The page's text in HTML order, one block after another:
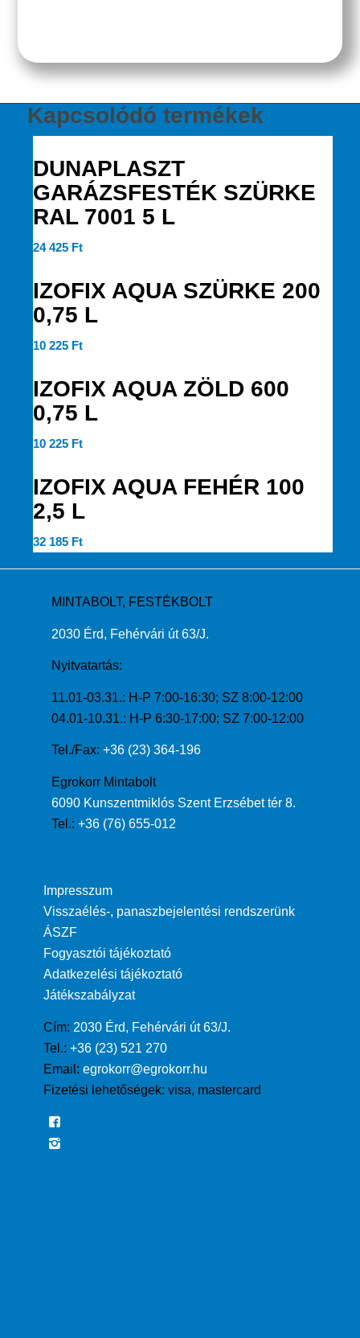
Kapcsolódó termékek
DUNAPLASZT
GARÁZSFESTÉK SZÜRKE
RAL 7001 5 L
24 425 Ft
IZOFIX AQUA SZÜRKE 200
0,75 L
10 225 Ft
IZOFIX AQUA ZÖLD 600
0,75 L
10 225 Ft
IZOFIX AQUA FEHÉR 100
2,5 L
32 185 Ft
MINTABOLT, FESTÉKBOLT
2030 Érd, Fehérvári út 63/J.
Nyitvatartás:
11.01-03.31.: H-P 7:00-16:30; SZ 8:00-12:00
04.01-10.31.: H-P 6:30-17:00; SZ 7:00-12:00
Tel./Fax: +36 (23) 364-196
Egrokorr Mintabolt
6090 Kunszentmiklós Szent Erzsébet tér 8.
Tel.: +36 (76) 655-012
Impresszum
Visszaélés-, panaszbejelentési rendszerünk
ÁSZF
Fogyasztói tájékoztató
Adatkezelési tájékoztató
Játékszabályzat
Cím: 2030 Érd, Fehérvári út 63/J.
Tel.: +36 (23) 521 270
Email: egrokorr@egrokorr.hu
Fizetési lehetőségek: visa, mastercard